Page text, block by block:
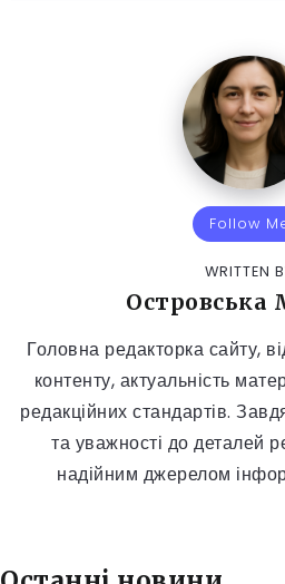
Follow
WRITTEN
Островська
Головна редакторка сайту,
контенту, актуальність
редакційних стандартів.
та уважності до деталей
надійним джерелом